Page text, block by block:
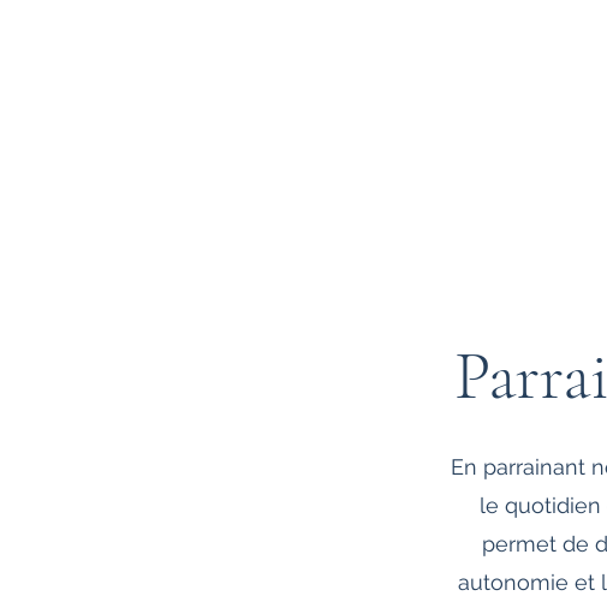
En parrainant
le quotidien
permet de
autonomie et